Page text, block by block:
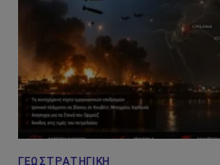
ΓΕΩΣΤΡΑΤΗΓΙΚΉ